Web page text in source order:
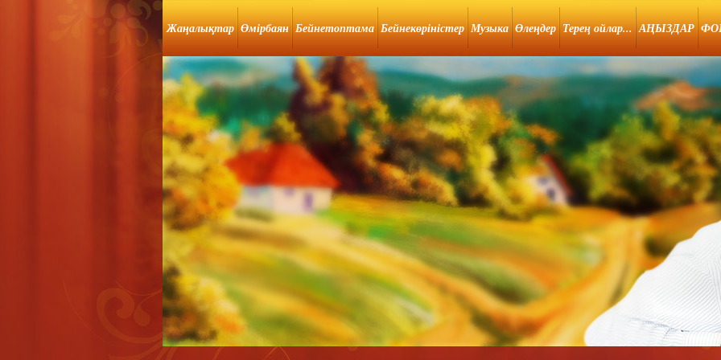
Жаңалықтар Өмірбаян Бейнетоптама Бейнекөріністер Музыка Өлеңдер Терең ойлар... АҢЫЗДАР